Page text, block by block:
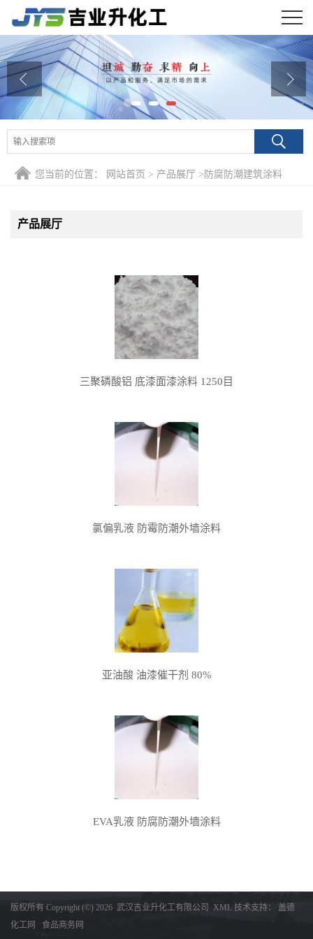
公司首页
公司介绍
公司动态
产品展厅
证书荣誉
您当前的位置： 网站首页 > 产品展厅 > 防腐防潮建筑涂料
产品展厅
三聚磷酸铝 底漆面漆涂料 1250目
氯偏乳液 防霉防潮外墙涂料
亚油酸 油漆催干剂 80%
EVA乳液 防腐防潮外墙涂料
版权所有 Copyright (©) 2026 武汉吉业升化工有限公司 XML 技术支持： 盖德
化工网
食品商务网